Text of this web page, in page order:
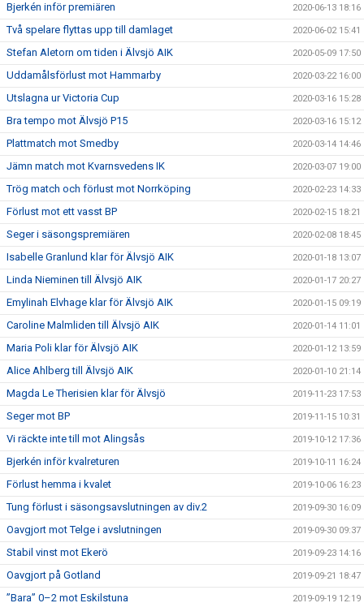
Bjerkén inför premiären 2020-06-13 18:16
Två spelare flyttas upp till damlaget 2020-06-02 15:41
Stefan Aletorn om tiden i Älvsjö AIK 2020-05-09 17:50
Uddamålsförlust mot Hammarby 2020-03-22 16:00
Utslagna ur Victoria Cup 2020-03-16 15:28
Bra tempo mot Älvsjö P15 2020-03-16 15:12
Plattmatch mot Smedby 2020-03-14 14:46
Jämn match mot Kvarnsvedens IK 2020-03-07 19:00
Trög match och förlust mot Norrköping 2020-02-23 14:33
Förlust mot ett vasst BP 2020-02-15 18:21
Seger i säsongspremiären 2020-02-08 18:45
Isabelle Granlund klar för Älvsjö AIK 2020-01-18 13:07
Linda Nieminen till Älvsjö AIK 2020-01-17 20:27
Emylinah Elvhage klar för Älvsjö AIK 2020-01-15 09:19
Caroline Malmliden till Älvsjö AIK 2020-01-14 11:01
Maria Poli klar för Älvsjö AIK 2020-01-12 13:59
Alice Ahlberg till Älvsjö AIK 2020-01-10 21:14
Magda Le Therisien klar för Älvsjö 2019-11-23 17:53
Seger mot BP 2019-11-15 10:31
Vi räckte inte till mot Alingsås 2019-10-12 17:36
Bjerkén inför kvalreturen 2019-10-11 16:24
Förlust hemma i kvalet 2019-10-06 16:23
Tung förlust i säsongsavslutningen av div.2 2019-09-30 16:09
Oavgjort mot Telge i avslutningen 2019-09-30 09:37
Stabil vinst mot Ekerö 2019-09-23 14:16
Oavgjort på Gotland 2019-09-21 18:47
”Bara” 0–2 mot Eskilstuna 2019-09-19 12:19